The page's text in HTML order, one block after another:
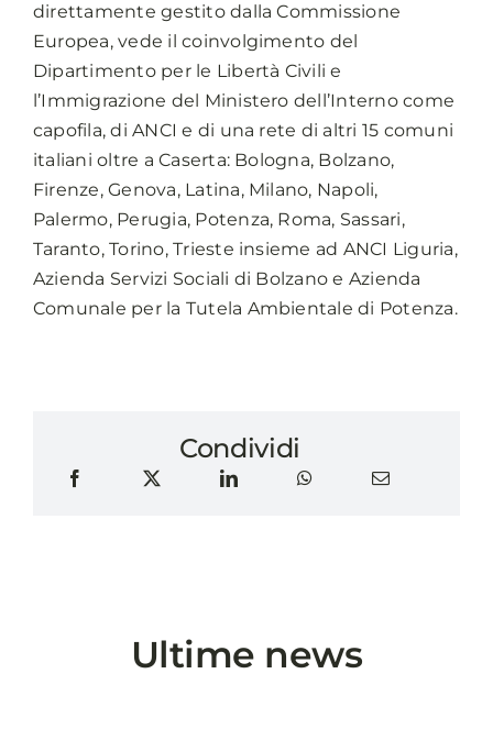
direttamente gestito dalla Commissione
Europea, vede il coinvolgimento del
Dipartimento per le Libertà Civili e
l’Immigrazione del Ministero dell’Interno come
capofila, di ANCI e di una rete di altri 15 comuni
italiani oltre a Caserta: Bologna, Bolzano,
Firenze, Genova, Latina, Milano, Napoli,
Palermo, Perugia, Potenza, Roma, Sassari,
Taranto, Torino, Trieste insieme ad ANCI Liguria,
Azienda Servizi Sociali di Bolzano e Azienda
Comunale per la Tutela Ambientale di Potenza.
Condividi
Ultime news